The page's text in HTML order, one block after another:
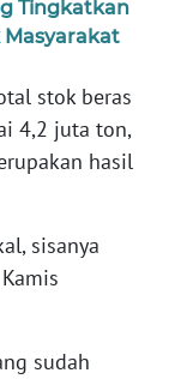
Tingkatkan
stok beras
4,2 juta ton,
hasil
sisanya
sudah